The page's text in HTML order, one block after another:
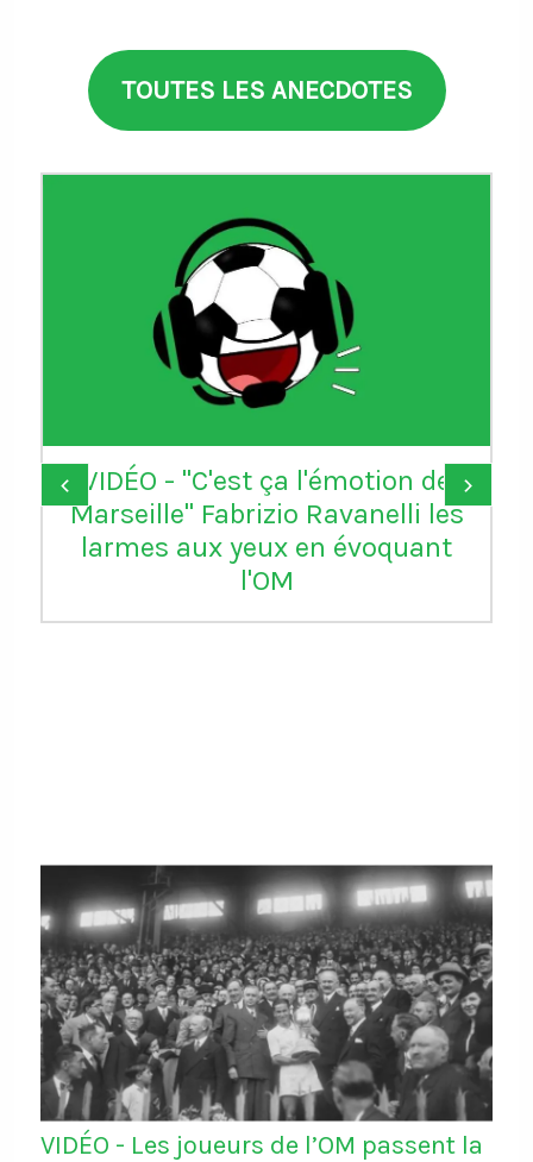
TOUTES LES ANECDOTES
VIDÉO - "C'est ça l'émotion de
Marseille" Fabrizio Ravanelli les
larmes aux yeux en évoquant
l'OM
‹ ›
VIDÉO - Les joueurs de l’OM passent la